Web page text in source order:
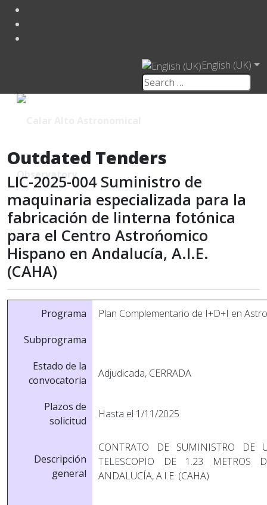
English (UK)
Outdated Tenders
LIC-2025-004 Suministro de
maquinaria especializada para la
fabricación de linterna fotónica
para el Centro Astrońomico
Hispano en Andalucía, A.I.E.
(CAHA)
Programa
Plan Complementario de I+D+I en
Subprograma
Estado de la
convocatoria
Adjudicada, CERRADA
Plazos de
solicitud
Hasta el 1/11/2025
Descripción
general
CONTRATO DE SUMINISTRO DE
TELESCOPIO DE 1.23 METROS
ANDALUCÍA, A.I.E. (CAHA)